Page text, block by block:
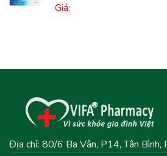
Giá:
Địa chỉ: 80/6 Ba Vân, P14, Tân Bình,